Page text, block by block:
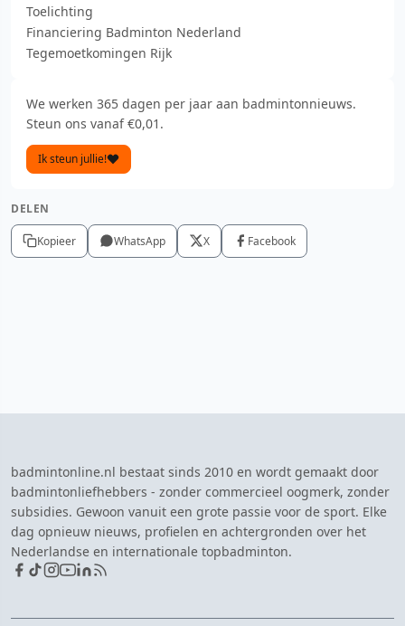
Toelichting
Financiering Badminton Nederland
Tegemoetkomingen Rijk
We werken 365 dagen per jaar aan badmintonnieuws.
Steun ons vanaf €0,01.
Ik steun jullie!
DELEN
Kopieer WhatsApp X Facebook
badmintonline.nl bestaat sinds 2010 en wordt gemaakt door
badmintonliefhebbers - zonder commercieel oogmerk, zonder
subsidies. Gewoon vanuit een grote passie voor de sport. Elke
dag opnieuw nieuws, profielen en achtergronden over het
Nederlandse en internationale topbadminton.